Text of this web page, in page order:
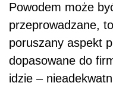
Powodem może
przeprowadzane,
poruszany aspekt
dopasowane do
idzie –